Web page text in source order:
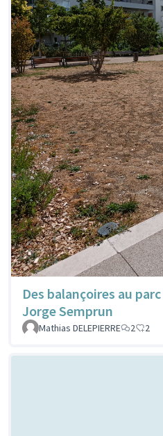
Des balançoires au parc
Jorge Semprun
Mathias DELEPIERRE
2 2